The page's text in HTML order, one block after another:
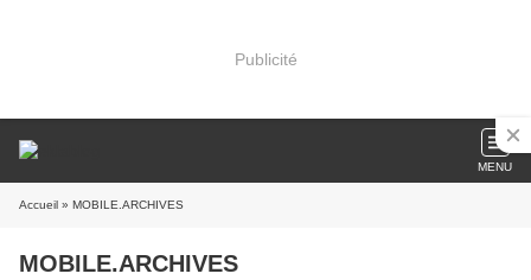
Publicité
MENU
Accueil » MOBILE.ARCHIVES
MOBILE.ARCHIVES